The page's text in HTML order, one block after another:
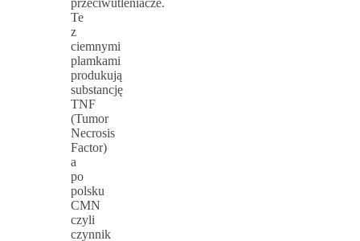
przeciwutleniacze.
Te
z
ciemnymi
plamkami
produkują
substancję
TNF
(Tumor
Necrosis
Factor)
a
po
polsku
CMN
czyli
czynnik